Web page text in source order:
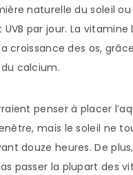
naturelle du soleil ou
par jour. La vitamine
croissance des os,
calcium.
penser à placer
mais le soleil ne
douze heures. De plus,
passer la plupart des